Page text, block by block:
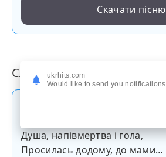
Скачати пісню
Слова пісні
Душа, напівмертва і гола,
Просилась додому, до мами…
ukrhits.com
Would like to send you notifications